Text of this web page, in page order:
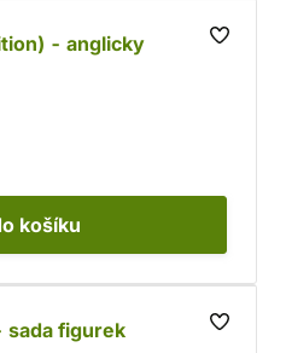
- anglicky
košíku
sada figurek